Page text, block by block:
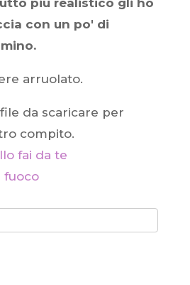
più realistico gli ho
con un po' di
arruolato.
da scaricare per
compito.
fai da te
fuoco